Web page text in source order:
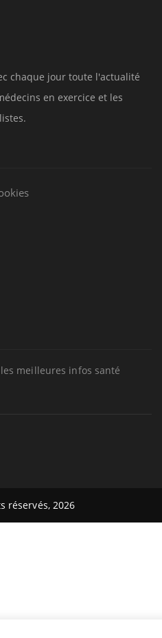
chaque jour toute l'actualité
en exercice et les
meilleures infos santé
réservés, 2026